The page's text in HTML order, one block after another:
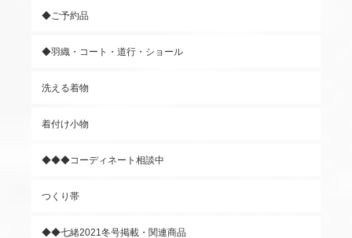
◆ご予約品
◆羽織・コート・道行・ショール
洗える着物
着付け小物
◆◆◆コーディネート相談中
つくり帯
◆◆七緒2021冬号掲載・関連商品